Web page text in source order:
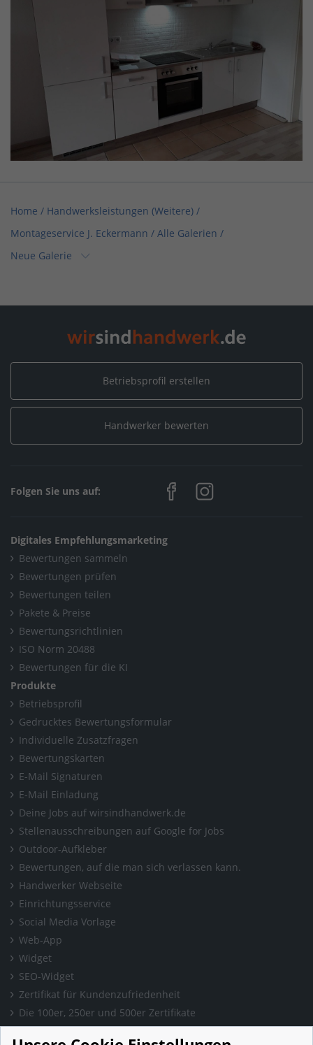
Home / Handwerksleistungen (Weitere) /
Montageservice J. Eckermann / Alle Galerien /
Neue Galerie
Montageservice J. Eckermann / Alle Galerien / Neue Galerie
Betriebsprofil erstellen
Handwerker bewerten
Folgen Sie uns auf:
Digitales Empfehlungsmarketing
Bewertungen sammeln
Bewertungen prüfen
Bewertungen teilen
Pakete & Preise
Bewertungsrichtlinien
ISO Norm 20488
Bewertungen für die KI
Produkte
Betriebsprofil
Gedrucktes Bewertungsformular
Individuelle Zusatzfragen
Bewertungskarten
E-Mail Signaturen
E-Mail Einladung
Deine Jobs auf wirsindhandwerk.de
Stellenausschreibungen auf Google for Jobs
Outdoor-Aufkleber
Bewertungen, auf die man sich verlassen kann.
Handwerker Webseite
Einrichtungsservice
Social Media Vorlage
Web-App
Widget
SEO-Widget
Zertifikat für Kundenzufriedenheit
Die 100er, 250er und 500er Zertifikate
Presse & Wissen